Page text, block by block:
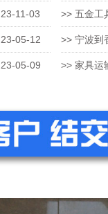
23-11-03
23-05-12
23-05-09
>> 五金工
>> 宁波到
>> 家具运